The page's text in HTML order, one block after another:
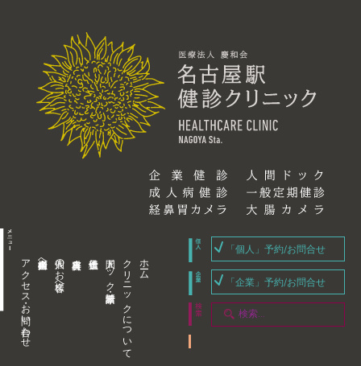
アクセス・お問い合わせ 企業内担当者様へ 個人のお客様へ 人間ドック・健康診断 クリニックについて ホーム
「個人」予約/お問合せ
「企業」予約/お問合せ